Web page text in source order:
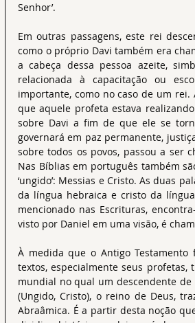
Senhor’.
Em outras passagens, este rei
como o próprio Davi também era
a cabeça dessa pessoa azeite,
relacionada à capacitação ou
importante, como no caso de um rei.
que aquele profeta estava
sobre Davi a fim de que ele se
governará em paz permanente,
sobre todos os povos, passou a ser
Nas Bíblias em português também
‘ungido’: Messias e Cristo. As duas
da língua hebraica e cristo da
mencionado nas Escrituras,
visto por Daniel em uma visão, é
À medida que o Antigo Testamento
textos, especialmente seus
mundial no qual um descendente
(Ungido, Cristo), o reino de Deus,
Abraâmica. É a partir desta noção